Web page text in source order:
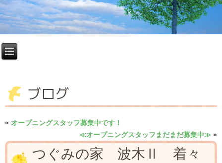
ブログ
« オープニングスタッフ募集中です！
≪オープニングスタッフまだまだ募集中≫ »
つぐみの家 波木Ⅱ 着々